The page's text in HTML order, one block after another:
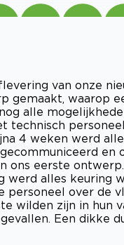
van onze
gemaakt, waarop
alle
technisch
4 weken werd
en
ons eerste
alles keuring
personeel over de
wilden zijn in hun
Een dikke